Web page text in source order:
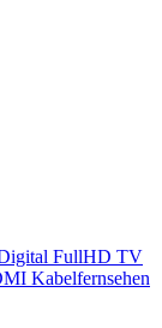
FullHD TV
Kabelfernsehen